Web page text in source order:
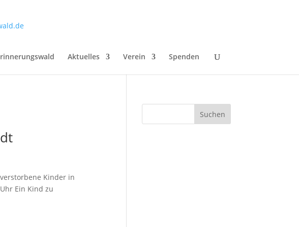
Aktuelles Verein Spenden
Kinder in
Ein Kind zu